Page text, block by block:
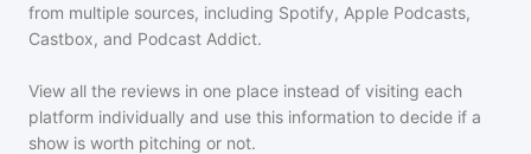
from multiple sources, including Spotify, Apple Podcasts,
Castbox, and Podcast Addict.
View all the reviews in one place instead of visiting each
platform individually and use this information to decide if a
show is worth pitching or not.